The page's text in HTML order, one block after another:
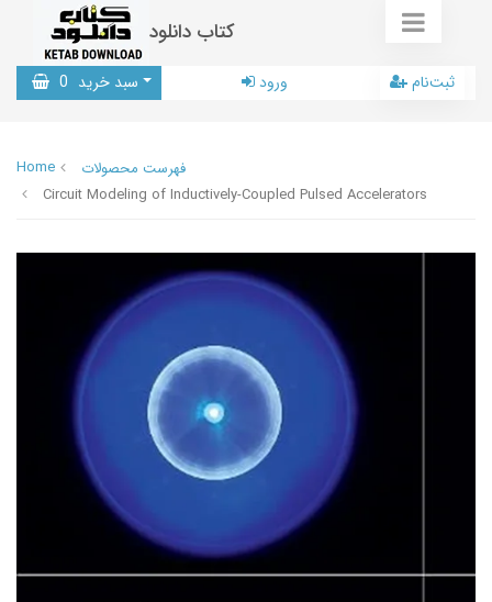
کتاب دانلود
سبد خرید 0 ورود ثبت‌نام
Home
فهرست محصولات
Circuit Modeling of Inductively-Coupled Pulsed Accelerators